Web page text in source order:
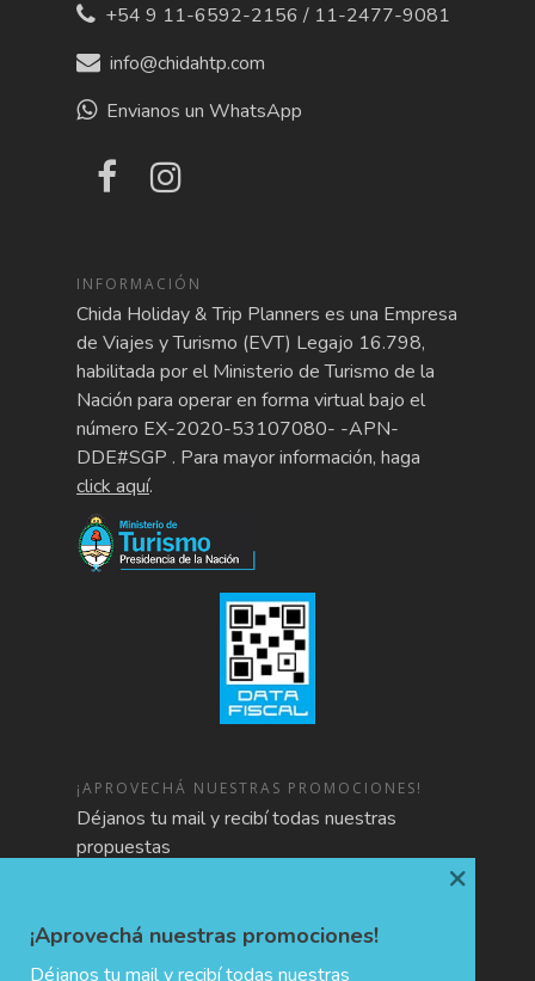
+54 9 11-6592-2156 / 11-2477-9081
info@chidahtp.com
Envianos un WhatsApp
INFORMACIÓN
Chida Holiday & Trip Planners es una Empresa
de Viajes y Turismo (EVT) Legajo 16.798,
habilitada por el Ministerio de Turismo de la
Nación para operar en forma virtual bajo el
número EX-2020-53107080- -APN-
DDE#SGP . Para mayor información, haga
click aquí.
¡APROVECHÁ NUESTRAS PROMOCIONES!
Déjanos tu mail y recibí todas nuestras
propuestas
¡Aprovechá nuestras promociones!
Déjanos tu mail y recibí todas nuestras
×